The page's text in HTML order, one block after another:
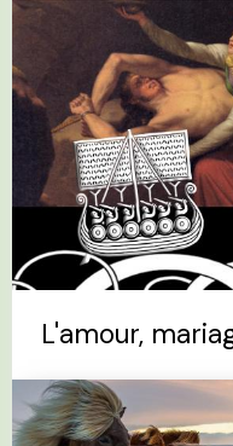
L'amour,